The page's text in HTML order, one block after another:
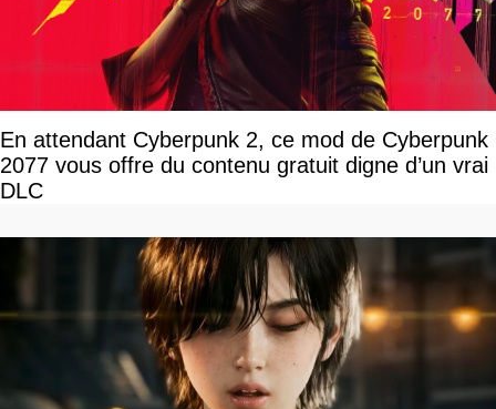
En attendant Cyberpunk 2, ce mod de Cyberpunk
2077 vous offre du contenu gratuit digne d’un vrai
DLC